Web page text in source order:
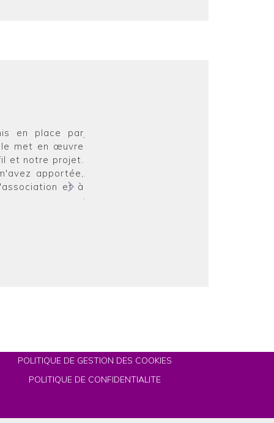
en place par
met en œuvre
et notre projet.
apportée,
et à
Aussi, vous concernant, je tiens à
vous-même.
POLITIQUE DE GESTION DES COOKIES
POLITIQUE DE CONFIDENTIALITE